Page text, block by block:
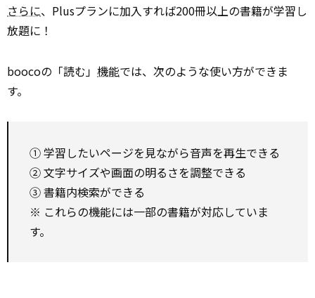
さらに、Plusプランに加入すれば200冊以上の書籍が学習し
放題に！
boocoの「読む」 機能では、次のような使い方ができま
す。
① 学習したいページを見ながら音声を再生できる
② 文字サイズや画面の明るさを調整できる
③ 書籍内検索ができる
※ これらの機能には一部の書籍が対応していま
す。